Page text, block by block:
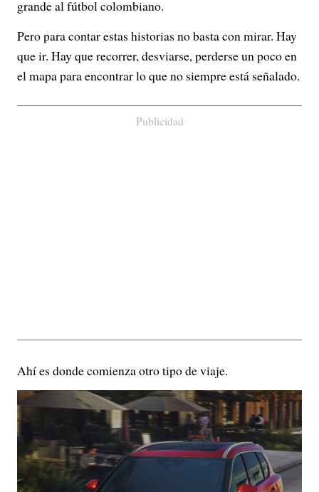
grande al fútbol colombiano.
Pero para contar estas historias no basta con mirar. Hay
que ir. Hay que recorrer, desviarse, perderse un poco en
el mapa para encontrar lo que no siempre está señalado.
Publicidad
Ahí es donde comienza otro tipo de viaje.